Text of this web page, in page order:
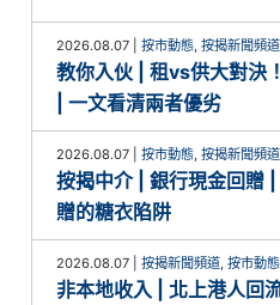
2026.08.07 |按市動態,按揭新聞頻道
教你入伙 | 租vs供大對決
| 一文看清兩者優劣
2026.08.07 |按市動態,按揭新聞頻道
按揭中介 | 銀行現金回贈
贈的糖衣陷阱
2026.08.07 |按揭新聞頻道,按市動態
非本地收入 | 北上港人回